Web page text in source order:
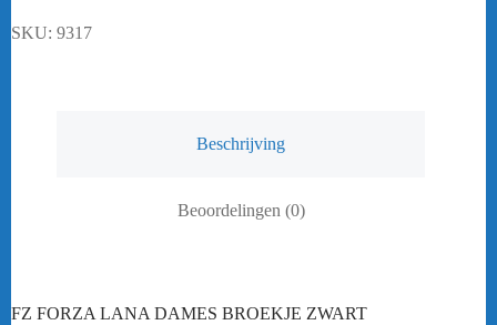
SKU: 9317
Beschrijving
Beoordelingen (0)
FZ FORZA LANA DAMES BROEKJE ZWART